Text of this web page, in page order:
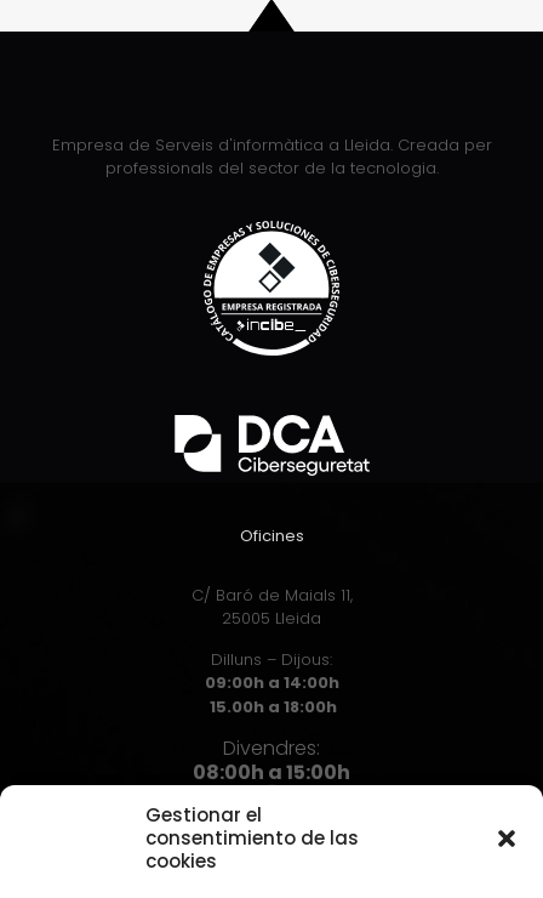
Gestionar el
consentimiento de las
cookies
Empresa de Serveis d'informàtica a Lleida. Creada per
professionals del sector de la tecnologia.
Oficines
C/ Baró de Maials 11,
25005 Lleida
Dilluns – Dijous:
09:00h a 14:00h
15.00h a 18:00h
Divendres:
08:00h a 15:00h